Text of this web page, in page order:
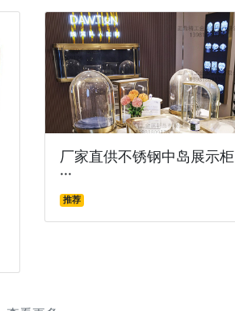
厂家直供不锈钢中岛展示柜
···
推荐